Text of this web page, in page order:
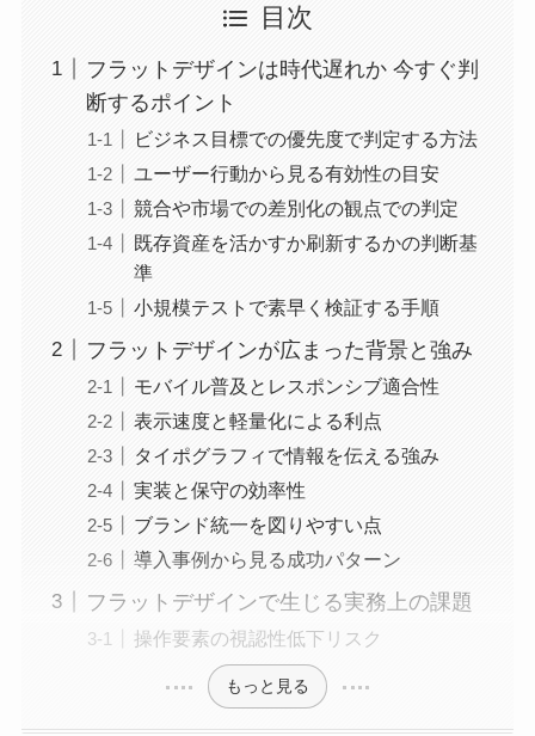
目次
フラットデザインは時代遅れか 今すぐ判
断するポイント
ビジネス目標での優先度で判定する方法
ユーザー行動から見る有効性の目安
競合や市場での差別化の観点での判定
既存資産を活かすか刷新するかの判断基
準
小規模テストで素早く検証する手順
フラットデザインが広まった背景と強み
モバイル普及とレスポンシブ適合性
表示速度と軽量化による利点
タイポグラフィで情報を伝える強み
実装と保守の効率性
ブランド統一を図りやすい点
導入事例から見る成功パターン
フラットデザインで生じる実務上の課題
操作要素の視認性低下リスク
もっと見る